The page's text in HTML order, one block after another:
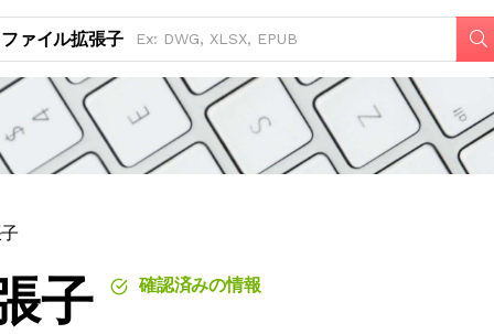
ファイル拡張子
子 確認済みの情報